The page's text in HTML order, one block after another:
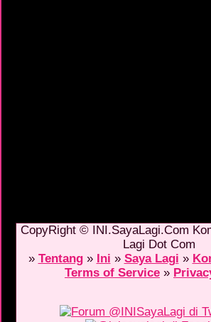
CopyRight © INI.SayaLagi.Com
Lagi Dot Com
» Tentang» Ini » Saya Lagi »
Terms of Service »